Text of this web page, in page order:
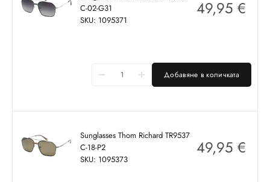
C-02-G31
SKU: 1095371
49,95 €
Добавяне в количката
Sunglasses Thom Richard TR9537
C-18-P2
SKU: 1095373
49,95 €